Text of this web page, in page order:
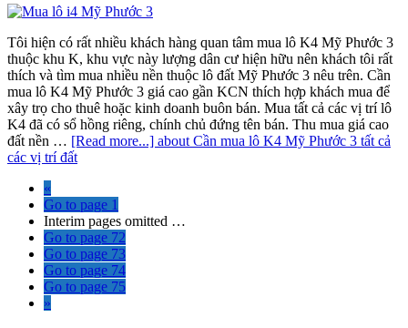
Tôi hiện có rất nhiều khách hàng quan tâm mua lô K4 Mỹ Phước 3
thuộc khu K, khu vực này lượng dân cư hiện hữu nên khách tôi rất
thích và tìm mua nhiều nền thuộc lô đất Mỹ Phước 3 nêu trên. Cần
mua lô K4 Mỹ Phước 3 giá cao gần KCN thích hợp khách mua để
xây trọ cho thuê hoặc kinh doanh buôn bán. Mua tất cả các vị trí lô
K4 đã có sổ hồng riêng, chính chủ đứng tên bán. Thu mua giá cao
đất nền … [Read more...] about Cần mua lô K4 Mỹ Phước 3 tất cả
các vị trí đất
«
Go to page 1
Interim pages omitted …
Go to page 72
Go to page 73
Go to page 74
Go to page 75
»